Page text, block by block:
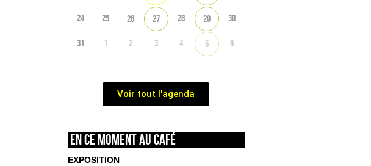
24 25 26 27 28 29 30
31 1 2 3 4 5 6
Voir tout l'agenda
En ce moment au café
EXPOSITION